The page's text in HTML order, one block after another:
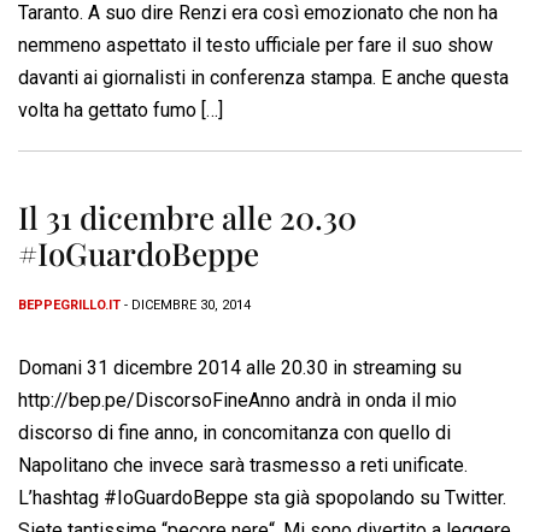
Taranto. A suo dire Renzi era così emozionato che non ha
nemmeno aspettato il testo ufficiale per fare il suo show
davanti ai giornalisti in conferenza stampa. E anche questa
volta ha gettato fumo […]
Il 31 dicembre alle 20.30
#IoGuardoBeppe
BEPPEGRILLO.IT - DICEMBRE 30, 2014
Domani 31 dicembre 2014 alle 20.30 in streaming su
http://bep.pe/DiscorsoFineAnno andrà in onda il mio
discorso di fine anno, in concomitanza con quello di
Napolitano che invece sarà trasmesso a reti unificate.
L’hashtag #IoGuardoBeppe sta già spopolando su Twitter.